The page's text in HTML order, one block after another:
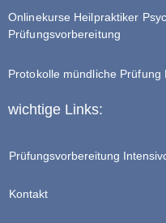
Onlinekurse Heilpraktiker
Prüfungsvorbereitung
Protokolle mündliche
wichtige Links:
Prüfungsvorbereitung
Kontakt